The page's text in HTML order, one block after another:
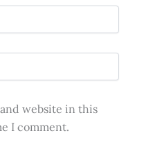
website in this
I comment.